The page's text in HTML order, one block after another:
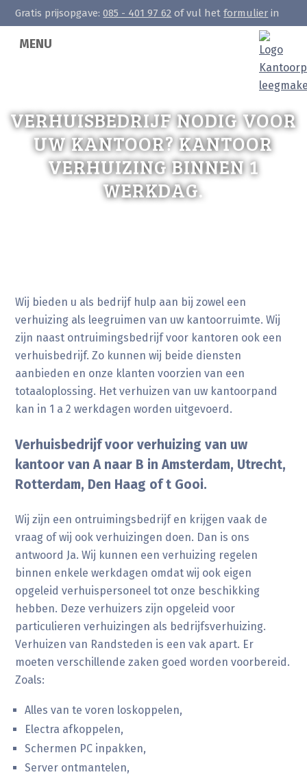
Gratis prijsopgave:085 - 401 97 62 of vul hetformulier in
MENU
VERHUISBEDRIJF NODIG VOOR
UW KANTOOR? KANTOOR
VERHUIZING BINNEN 1
WERKDAG.
Wij bieden u als bedrijf hulp aan bij zowel een
verhuizing als leegruimen van uw kantoorruimte. Wij
zijn naast ontruimingsbedrijf voor kantoren ook een
verhuisbedrijf. Zo kunnen wij beide diensten
aanbieden en onze klanten voorzien van een
totaaloplossing. Het verhuizen van uw kantoorpand
kan in 1 a 2 werkdagen worden uitgevoerd.
Verhuisbedrijf voor verhuizing van uw
kantoor van A naar B in Amsterdam, Utrecht,
Rotterdam, Den Haag of t Gooi.
Wij zijn een ontruimingsbedrijf en krijgen vaak de
vraag of wij ook verhuizingen doen. Dan is ons
antwoord Ja. Wij kunnen een verhuizing regelen
binnen enkele werkdagen omdat wij ook eigen
opgeleid verhuispersoneel tot onze beschikking
hebben. Deze verhuizers zijn opgeleid voor
particulieren verhuizingen als bedrijfsverhuizing.
Verhuizen van Randsteden is een vak apart. Er
moeten verschillende zaken goed worden voorbereid.
Zoals:
Alles van te voren loskoppelen,
Electra afkoppelen,
Schermen PC inpakken,
Server ontmantelen,